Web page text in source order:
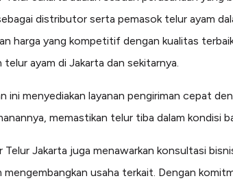
distributor serta pemasok telur ayam
harga yang kompetitif dengan kualitas
ayam di Jakarta dan sekitarnya.
ini menyediakan layanan pengiriman cepat
memastikan telur tiba dalam kondisi
Jakarta juga menawarkan konsultasi
mengembangkan usaha terkait. Dengan